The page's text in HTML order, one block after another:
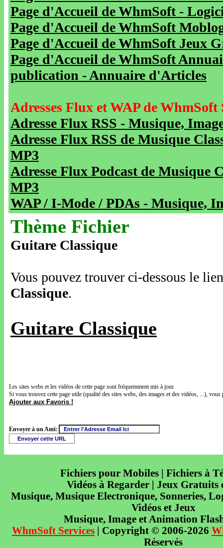
Page d'Accueil de WhmSoft -
Page d'Accueil de WhmSoft
Page d'Accueil de WhmSoft Jeux
Page d'Accueil de WhmSoft
publication - Annuaire d'Articles
Adresses Flux et WAP de WhmSoft
Adresse Flux RSS - Musique,
Adresse Flux RSS de Musique
MP3
Adresse Flux Podcast de Musique
MP3
WAP / I-Mode / PDAs - Musique,
Thème Fichier
Guitare Classique
Vous pouvez trouver ci-dessous le
Classique.
Guitare Classique
Les sites webs et les vidéos de cette page sont fréquemment mis à jour.
Si vous trouvez cette page utile (qualité des sites webs, des images et des vidéos, ...),
Ajouter aux Favoris !
Envoyer à un Ami:
Fichiers pour Mobiles | Fichiers à
Vidéos à Regarder | Jeux Gratuits
Musique, Musique Electronique, Sonneries,
Vidéos et Jeux
Musique, Image et Animation
WhmSoft Services | Copyright © 2006-2026
Réservés